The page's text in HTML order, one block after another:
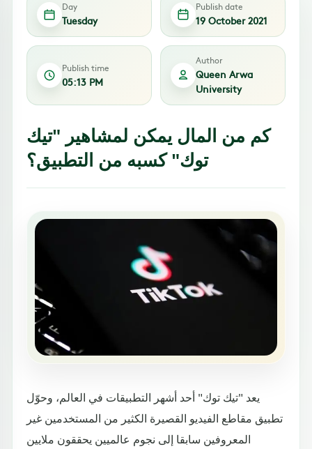
Day
Tuesday
Publish date
19 October 2021
Publish time
05:13 PM
Author
Queen Arwa
University
كم من المال يمكن لمشاهير "تيك
توك" كسبه من التطبيق؟
يعد "تيك توك" أحد أشهر التطبيقات في العالم، وحوّل
تطبيق مقاطع الفيديو القصيرة الكثير من المستخدمين غير
المعروفين سابقا إلى نجوم عالميين يحققون ملايين